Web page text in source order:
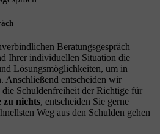
Beratungsgespräch
Ihrer individuellen Situation die
Lösungsmöglichkeiten, um in
Anschließend entscheiden wir
Schuldenfreiheit der Richtige für
zu nichts, entscheiden Sie gerne
Weg aus den Schulden gehen